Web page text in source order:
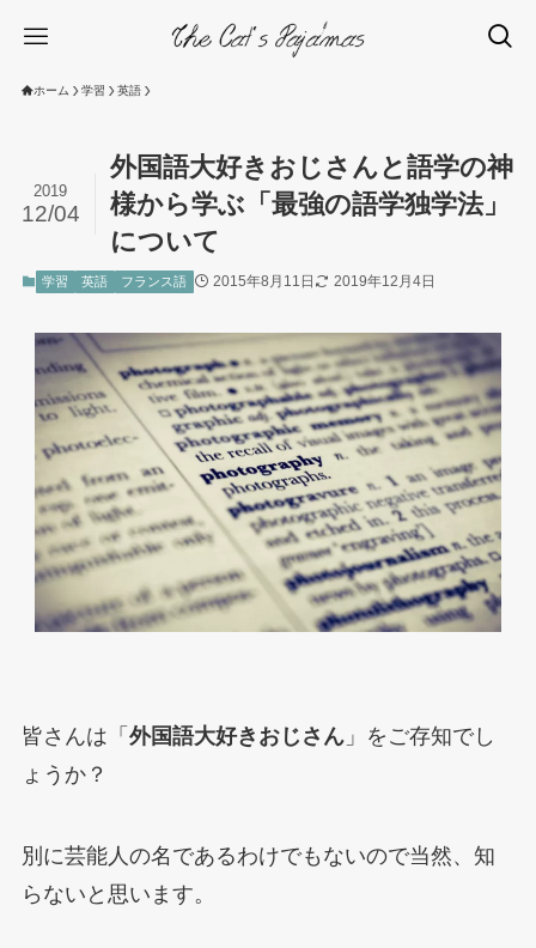
ホーム 学習 英語
外国語大好きおじさんと語学の神
様から学ぶ「最強の語学独学法」
について
2019
12/04
学習 英語 フランス語 2015年8月11日 2019年12月4日
皆さんは「 外国語大好きおじさん」をご存知でし
ょうか？
別に芸能人の名であるわけでもないので当然、知
らないと思います。